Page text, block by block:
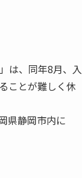
は、同年8月、入
ことが難しく休
県静岡市内に